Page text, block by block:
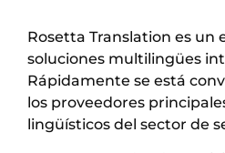
Rosetta Translation es un
soluciones multilingües
Rápidamente se está
los proveedores
lingüísticos del sector de